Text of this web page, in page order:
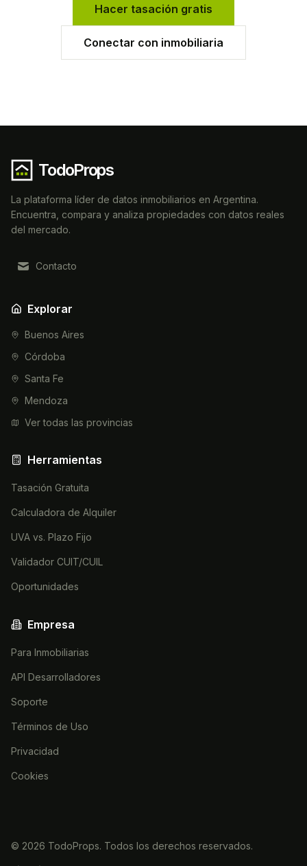
Hacer tasación gratis
Conectar con inmobiliaria
TodoProps
La plataforma líder de datos inmobiliarios en Argentina.
Encuentra, compara y analiza propiedades con datos reales
del mercado.
Contacto
Explorar
Buenos Aires
Córdoba
Santa Fe
Mendoza
Ver todas las provincias
Herramientas
Tasación Gratuita
Calculadora de Alquiler
UVA vs. Plazo Fijo
Validador CUIT/CUIL
Oportunidades
Empresa
Para Inmobiliarias
API Desarrolladores
Soporte
Términos de Uso
Privacidad
Cookies
© 2026 TodoProps. Todos los derechos reservados.